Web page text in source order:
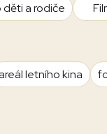
děti a rodiče
letního kina